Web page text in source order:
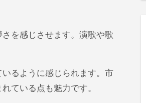
を感じさせます。演歌や歌
るように感じられます。市
ている点も魅力です。